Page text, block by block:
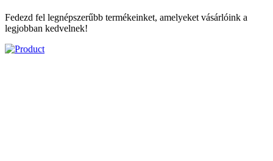
Fedezd fel legnépszerűbb termékeinket, amelyeket vásárlóink a
legjobban kedvelnek!